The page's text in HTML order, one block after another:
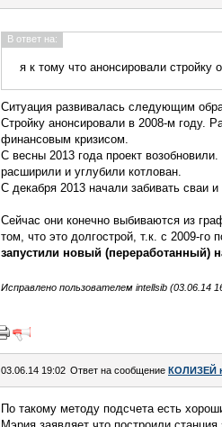
В ответ на:
я к тому что анонсировали стройку
Ситуация развивалась следующим
Стройку анонсировали в 2008-м году.
финансовым кризисом.
С весны 2013 года проект
расширили и углубили котлован.
С декабря 2013 начали забивать сваи
Сейчас они конечно выбиваются из
том, что это долгострой, т.к. с 2009-го
запустили новый (переработанный)
Исправлено пользователем intellsib (03.06.14
03.06.14 19:02 Ответ на сообщение КОЛИЗЕЙ
По такому методу подсчета есть